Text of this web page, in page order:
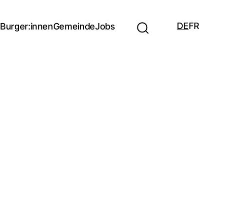
Burger:innenGemeindeJobs DEFR